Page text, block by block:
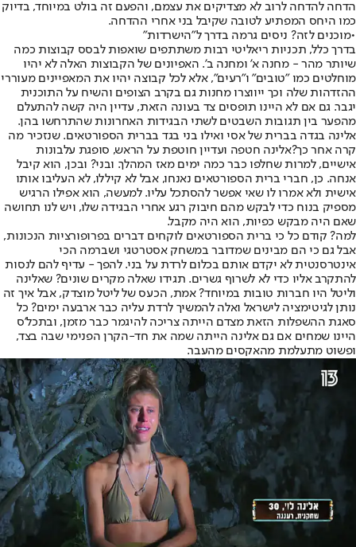
הדחה להדחה לרוב לא מצדיקים את עצמם, והפעם זה בולט במיוחד, בדיוק
כמו היחס המפתיע לטובה שקיבל בני אחרי ההדחה.
•מוכנים לזה? ניסים גרמה בדרך ל"הישרדות"
בדרך כלל, תכניות ריאליטי רבות משתתפים שואפות לבסס קבוצות כמה
שיותר מהר - מחנה א' ומחנה ב'. האפיונים של הקבוצות האלה לא יהיו
מוחלטים כמו "טובים" ו"רעים", אלא לכל קבוצה יהיו את המאפיינים מעוררי
ההזדהות שלה וכך ייווצרו מחנות גם בקרב הצופים והשיח על התוכנית
יגבר. גם אם לא היינו תופסים צד בעונה הזאת, עדיין היה קשה להתעלם
מהפער בין תגובות השבטים לשתי הבגידות האחרונות שהתרחשו בהן.
אלינה בגדה בברית של אסי ואילו בני בגד בברית הספורטאים. שנזכיר מה
קרה אחר כך?אלינה חטפה ועדיין חוטפת על הראש, סופגת עלבונות
אישיים, למרות שחלפו כבר כמה ימים מאז המהלך. ובני? ובכן, הוא קיבל
אנחה. כן, חברי ברית הספורטאים נאנחו, אבל לא קיללו, לא העליבו אותו
אישית ולא אמרו לו שאי אפשר להסתכל עליו. למעשה, הוא אפילו הרגיש
מספיק בנוח כדי לבקש מהם חיבוק רגע אחרי הבגידה שלו, ויש לנו תחושה
שאם היה מבקש כפיות, הוא היה מקבל.
למה? קודם כל כי ברית הספורטאים לוקחים דברים בפרופורציות הנכונות,
אבל גם כי הם מבינים שמדובר במשחק אסטרטגי ושברמה הכי
אינטרסנטית לא יקדם אותם בכלום לרדת על בני. להפך - עדיף להם לנסות
להתקרב אליו כדי לא לשרוף גשרים. תגידו שאלה מקרים שונים? שאלינה
וליטל היו חברות טובות במיוחד? אמת, הכעס של ליטל מוצדק, אבל איך זה
נותן לגיטימציה לישראל ואלה להמשיך לרדת עליה כבר ארבעה ימים? כל
סאגת ההשפלות הזאת מצדם הייתה צריכה להיגמר כבר מזמן, ובתכל'ס
היינו שמחים אם גם אלינה הייתה שמה את חד-הקרן הפנימי שבה בצד,
ופשוט מתעלמת מהאקסים מהעבר.